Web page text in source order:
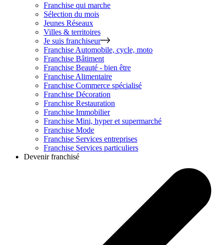
Franchise qui marche
Sélection du mois
Jeunes Réseaux
Villes & territoires
Je suis franchiseur
Franchise Automobile, cycle, moto
Franchise Bâtiment
Franchise Beauté - bien être
Franchise Alimentaire
Franchise Commerce spécialisé
Franchise Décoration
Franchise Restauration
Franchise Immobilier
Franchise Mini, hyper et supermarché
Franchise Mode
Franchise Services entreprises
Franchise Services particuliers
Devenir franchisé